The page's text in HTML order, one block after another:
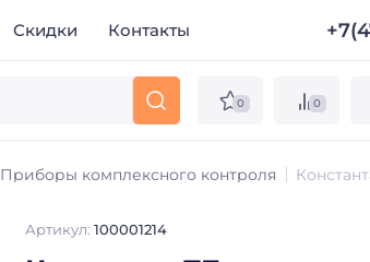
Скидки Контакты
0 0
Приборы комплексного контроля
Артикул:100001214